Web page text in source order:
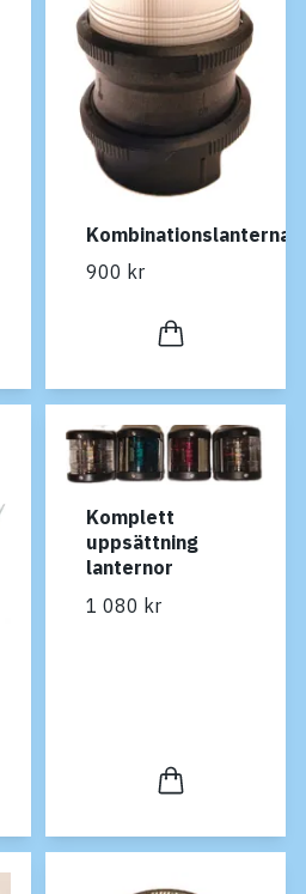
Kombinationslanterna
900 kr
Komplett
uppsättning
lanternor
1 080 kr